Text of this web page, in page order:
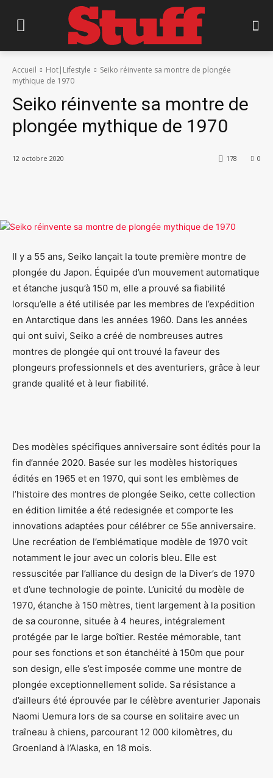
Accueil Hot|Lifestyle
Seiko réinvente sa montre de plongée
mythique de 1970
Seiko réinvente sa montre de
plongée mythique de 1970
12 octobre 2020 0
178
Il y a 55 ans, Seiko lançait la toute première montre de
plongée du Japon. Équipée d’un mouvement automatique
et étanche jusqu’à 150 m, elle a prouvé sa fiabilité
lorsqu’elle a été utilisée par les membres de l’expédition
en Antarctique dans les années 1960. Dans les années
qui ont suivi, Seiko a créé de nombreuses autres
montres de plongée qui ont trouvé la faveur des
plongeurs professionnels et des aventuriers, grâce à leur
grande qualité et à leur fiabilité.
Des modèles spécifiques anniversaire sont édités pour la
fin d’année 2020. Basée sur les modèles historiques
édités en 1965 et en 1970, qui sont les emblèmes de
l’histoire des montres de plongée Seiko, cette collection
en édition limitée a été redesignée et comporte les
innovations adaptées pour célébrer ce 55e anniversaire.
Une recréation de l’emblématique modèle de 1970 voit
notamment le jour avec un coloris bleu. Elle est
ressuscitée par l’alliance du design de la Diver’s de 1970
et d’une technologie de pointe. L’unicité du modèle de
1970, étanche à 150 mètres, tient largement à la position
de sa couronne, située à 4 heures, intégralement
protégée par le large boîtier. Restée mémorable, tant
pour ses fonctions et son étanchéité à 150m que pour
son design, elle s’est imposée comme une montre de
plongée exceptionnellement solide. Sa résistance a
d’ailleurs été éprouvée par le célèbre aventurier Japonais
Naomi Uemura lors de sa course en solitaire avec un
traîneau à chiens, parcourant 12 000 kilomètres, du
Groenland à l’Alaska, en 18 mois.